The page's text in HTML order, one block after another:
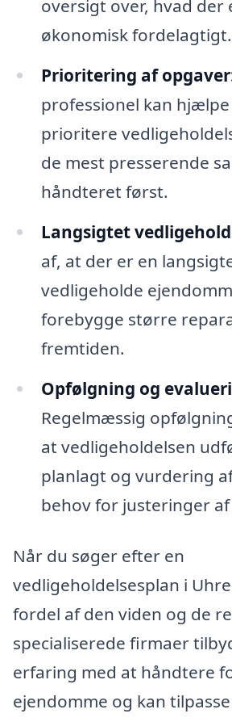
oversigt over, hvad der
økonomisk fordelagtigt.
Prioritering af
professionel kan
prioritere
de mest presserende
håndteret først.
Langsigtet
af, at der er en
vedligeholde
forebygge større
fremtiden.
Opfølgning og
Regelmæssig
at vedligeholdelsen
planlagt og vurdering
behov for justeringer
Når du søger efter en
vedligeholdelsesplan i
fordel af den viden og de
specialiserede firmaer
erfaring med at håndtere
ejendomme og kan